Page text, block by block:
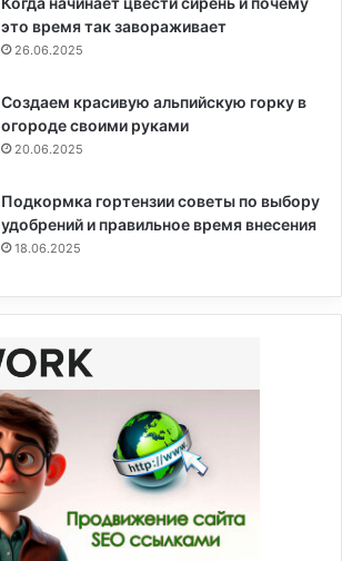
это время так завораживает
26.06.2025
Создаем красивую альпийскую горку в
огороде своими руками
20.06.2025
Подкормка гортензии советы по выбору
удобрений и правильное время внесения
18.06.2025